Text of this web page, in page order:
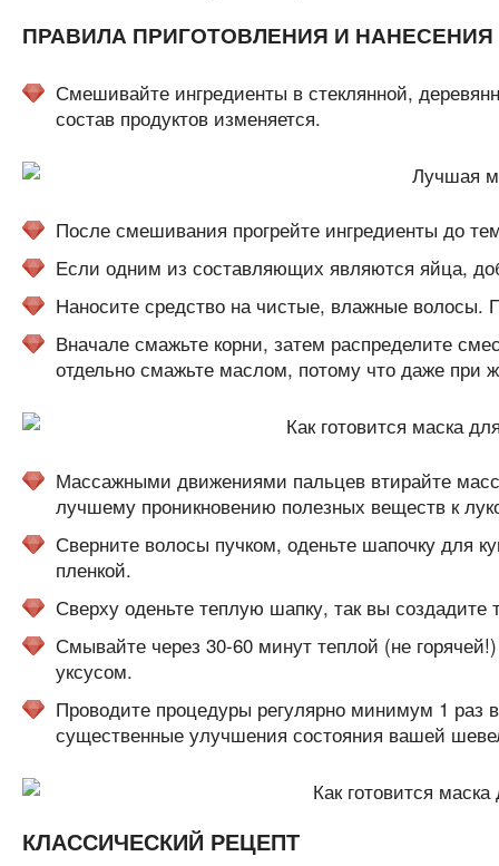
ПРАВИЛА ПРИГОТОВЛЕНИЯ И НАНЕСЕНИЯ
Смешивайте ингредиенты в стеклянной,
состав продуктов изменяется.
После смешивания прогрейте ингредиенты до
Если одним из составляющих являются яйца,
Наносите средство на чистые, влажные волосы.
Вначале смажьте корни, затем распределите
отдельно смажьте маслом, потому что даже
Массажными движениями пальцев втирайте
лучшему проникновению полезных веществ к
Сверните волосы пучком, оденьте шапочку для
пленкой.
Сверху оденьте теплую шапку, так вы
Смывайте через 30-60 минут теплой (не
уксусом.
Проводите процедуры регулярно минимум 1 раз
существенные улучшения состояния вашей
КЛАССИЧЕСКИЙ РЕЦЕПТ